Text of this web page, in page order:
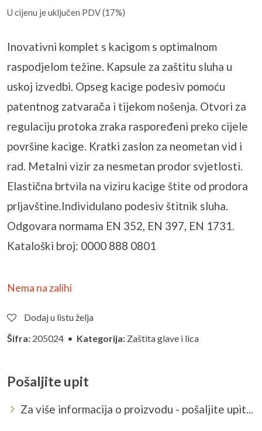
U cijenu je uključen PDV (17%)
Inovativni komplet s kacigom s optimalnom
raspodjelom težine. Kapsule za zaštitu sluha u
uskoj izvedbi. Opseg kacige podesiv pomoću
patentnog zatvarača i tijekom nošenja. Otvori za
regulaciju protoka zraka raspoređeni preko cijele
površine kacige. Kratki zaslon za neometan vid i
rad. Metalni vizir za nesmetan prodor svjetlosti.
Elastična brtvila na viziru kacige štite od prodora
prljavštine.Individulano podesiv štitnik sluha.
Odgovara normama EN 352, EN 397, EN 1731.
Kataloški broj: 0000 888 0801
Nema na zalihi
Dodaj u listu želja
Šifra: 205024 • Kategorija: Zaštita glave i lica
Pošaljite upit
Za više informacija o proizvodu - pošaljite upit...